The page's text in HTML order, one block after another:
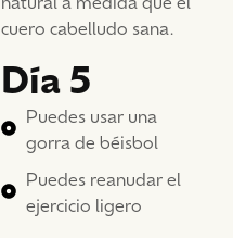
cuero cabelludo sana.
Día 5
Puedes usar una
gorra de béisbol
Puedes reanudar el
ejercicio ligero